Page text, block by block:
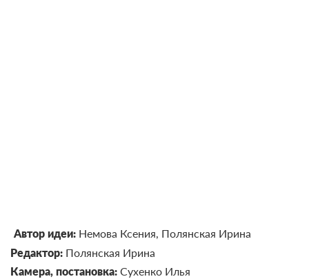
Автор идеи: Немова Ксения, Полянская Ирина
Редактор: Полянская Ирина
Камера, постановка: Сухенко Илья